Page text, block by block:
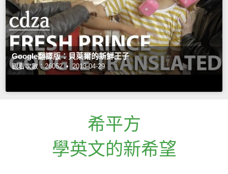
Google翻譯版：貝萊爾的新鮮王子
觀看次數：26052 • 2013-04-29
希平方
學英文的新希望